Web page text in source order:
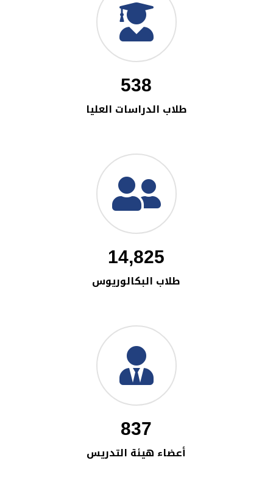
538
طلاب الدراسات العليا
14,825
طلاب البكالوريوس
837
أعضاء هيئة التدريس